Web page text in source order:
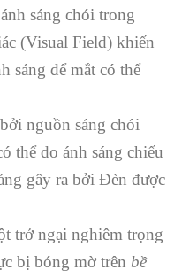
sáng chói trong
(Visual Field) khiến
sáng để mắt có thể
nguồn sáng chói
thể do ánh sáng chiếu
gây ra bởi Đèn được
trở ngại nghiêm trọng
bị bóng mờ trên bề